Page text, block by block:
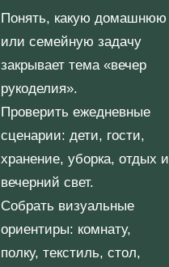
Понять, какую домашнюю
или семейную задачу
закрывает тема «вечер
рукоделия».
Проверить ежедневные
сценарии: дети, гости,
хранение, уборка, отдых и
вечерний свет.
Собрать визуальные
ориентиры: комнату,
полку, текстиль, стол,